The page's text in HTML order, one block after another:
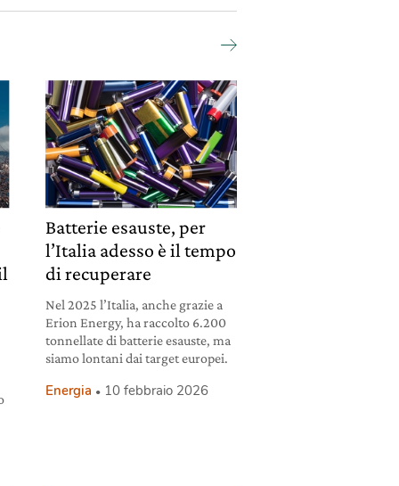
Batterie esauste, per
l’Italia adesso è il tempo
di recuperare
Nel 2025 l’Italia, anche grazie a
Erion Energy, ha raccolto 6.200
tonnellate di batterie esauste, ma
siamo lontani dai target europei.
Energia 10 febbraio 2026